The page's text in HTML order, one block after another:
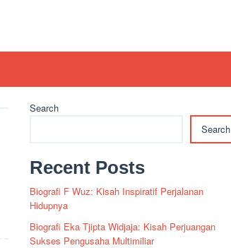
Search
Search
Recent Posts
Biografi F Wuz: Kisah Inspiratif Perjalanan
Hidupnya
Biografi Eka Tjipta Widjaja: Kisah Perjuangan
Sukses Pengusaha Multimiliar